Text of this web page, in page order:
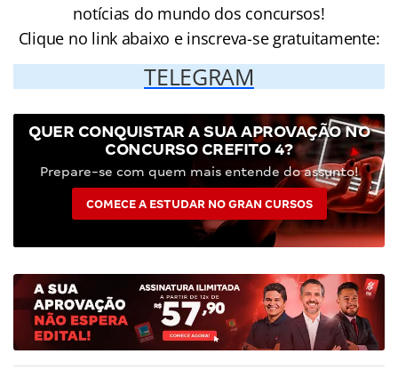
notícias do mundo dos concursos!
Clique no link abaixo e inscreva-se gratuitamente:
TELEGRAM
QUER CONQUISTAR A SUA APROVAÇÃO NO
CONCURSO CREFITO 4?
Prepare-se com quem mais entende do assunto!
COMECE A ESTUDAR NO GRAN CURSOS